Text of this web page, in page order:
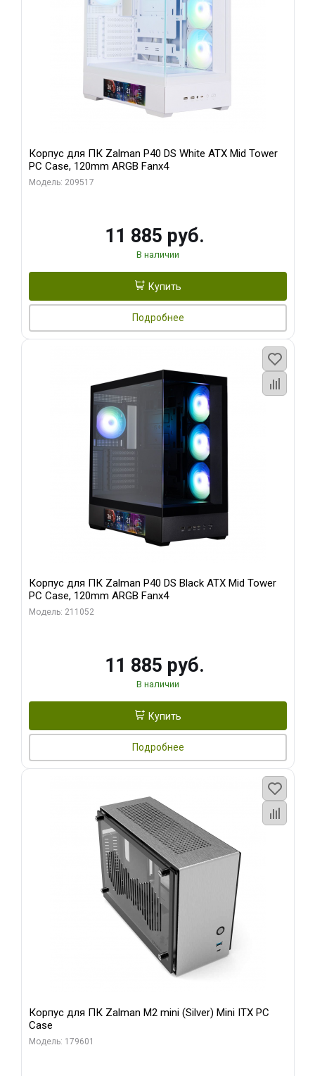
Корпус для ПК Zalman P40 DS White ATX Mid Tower
PC Case, 120mm ARGB Fanx4
Модель: 209517
11 885 руб.
В наличии
Купить
Подробнее
Корпус для ПК Zalman P40 DS Black ATX Mid Tower
PC Case, 120mm ARGB Fanx4
Модель: 211052
11 885 руб.
В наличии
Купить
Подробнее
Корпус для ПК Zalman M2 mini (Silver) Mini ITX PC
Case
Модель: 179601